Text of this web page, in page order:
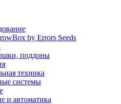
by Errors Seeds
поддоны
техника
системы
и автоматика